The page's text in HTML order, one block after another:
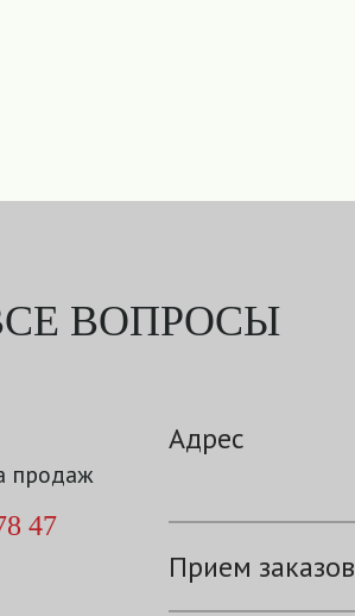
ВОПРОСЫ
продаж
47
Адрес
Прием заказов